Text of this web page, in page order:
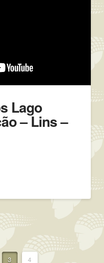
Lago
– Lins –
3 4